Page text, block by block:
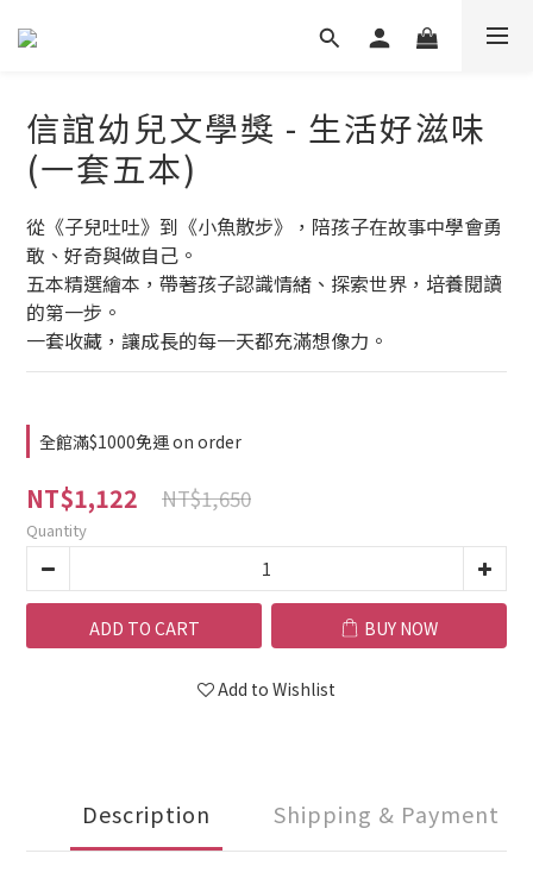
信誼幼兒文學獎 - 生活好滋味
(一套五本)
從《子兒吐吐》到《小魚散步》，陪孩子在故事中學會勇
敢、好奇與做自己。
五本精選繪本，帶著孩子認識情緒、探索世界，培養閱讀
的第一步。
一套收藏，讓成長的每一天都充滿想像力。
全館滿$1000免運 on order
NT$1,122 NT$1,650
Quantity
ADD TO CART BUY NOW
Add to Wishlist
Description Shipping & Payment